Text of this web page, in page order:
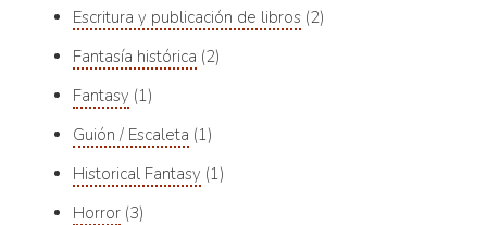
Escritura y publicación de libros 2
Fantasía histórica 2
Fantasy 1
Guión / Escaleta 1
Historical Fantasy 1
Horror 3